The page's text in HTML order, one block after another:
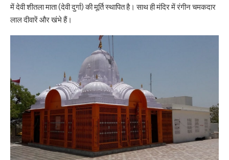
में देवी शीतला माता (देवी दुर्गा) की मूर्ति स्थापित है। साथ ही मंदिर में रंगीन चमकदार
लाल दीवारें और खंभे हैं।